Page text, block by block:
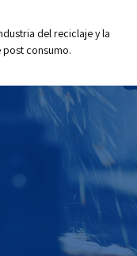
del reciclaje y la
consumo.